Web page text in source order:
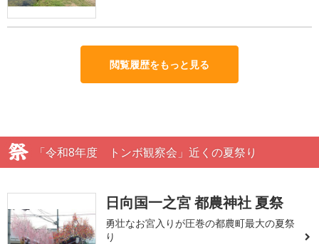
閲覧履歴をもっと見る
「令和8年度 トンボ観察会」近くの夏祭り
日向国一之宮 都農神社 夏祭
勇壮なお宮入りが圧巻の都農町最大の夏祭
り